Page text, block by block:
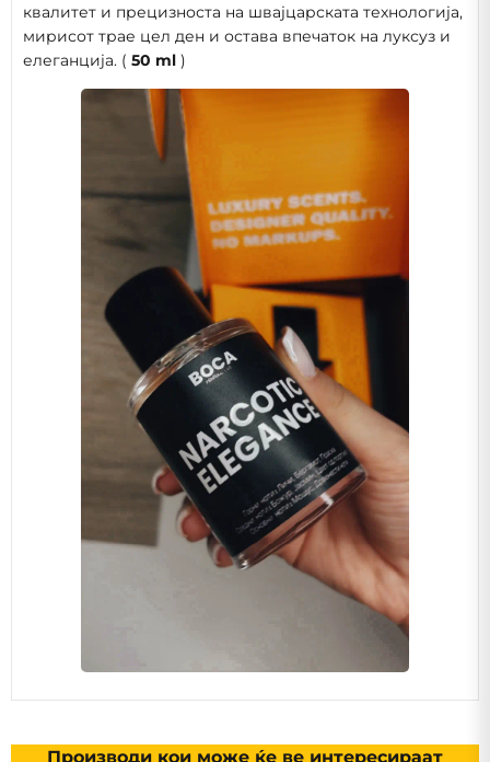
квалитет и прецизноста на швајцарската технологија,
мирисот трае цел ден и остава впечаток на луксуз и
елеганција. ( 50 ml )
Производи кои може ќе ве интересираат